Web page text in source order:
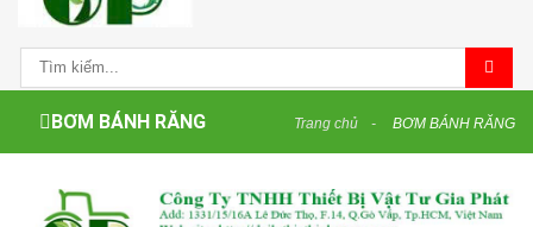
BƠM BÁNH RĂNG Trang chủ BƠM BÁNH RĂNG